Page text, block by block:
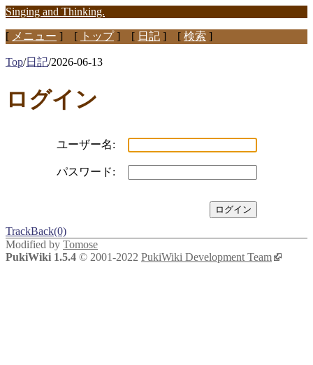
Singing and Thinking.
[ メニュー ] [ トップ] [ 日記 ] [ 検索 ]
Top/日記/2026-06-13
ログイン
ユーザー名:
パスワード:
TrackBack(0)
Modified by Tomose
PukiWiki 1.5.4 © 2001-2022 PukiWiki Development Team